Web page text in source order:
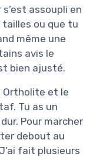
assoupli en
tailles ou que tu
même une
avis le
bien ajusté.
Ortholite et le
Tu as un
Pour marcher
debout au
fait plusieurs